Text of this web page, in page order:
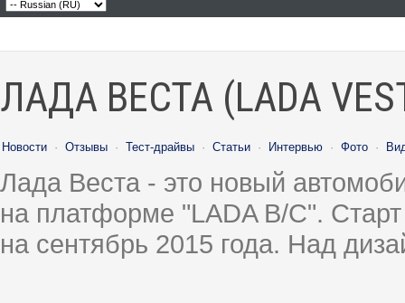
ЛАДА ВЕСТА (LADA
Новости · Отзывы · Тест-драйвы · Статьи · Интервью · Фото ·
Лада Веста - это новый
на платформе "LADA B/C".
на сентябрь 2015 года. Над